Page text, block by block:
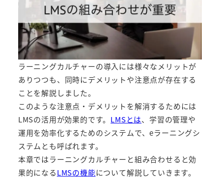
ラーニングカルチャーの導入には様々なメリットが
ありつつも、同時にデメリットや注意点が存在する
ことを解説しました。
このような注意点・デメリットを解消するためには
LMSの活用が効果的です。 LMSとは、学習の管理や
運用を効率化するためのシステムで、eラーニングシ
ステムとも呼ばれます。
本章ではラーニングカルチャーと組み合わせると効
果的になるLMSの機能について解説していきます。